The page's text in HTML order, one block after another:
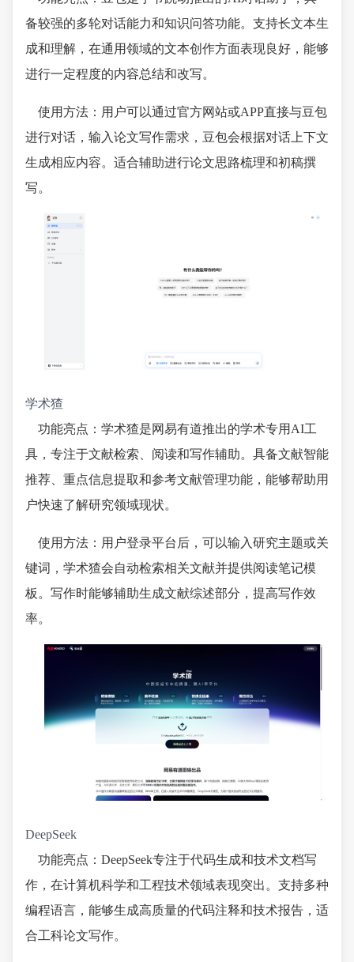
备较强的多轮对话能力和知识问答功能。支持长文本生
成和理解，在通用领域的文本创作方面表现良好，能够
进行一定程度的内容总结和改写。
使用方法：用户可以通过官方网站或APP直接与豆包
进行对话，输入论文写作需求，豆包会根据对话上下文
生成相应内容。适合辅助进行论文思路梳理和初稿撰
写。
学术猹
功能亮点：学术猹是网易有道推出的学术专用AI工
具，专注于文献检索、阅读和写作辅助。具备文献智能
推荐、重点信息提取和参考文献管理功能，能够帮助用
户快速了解研究领域现状。
使用方法：用户登录平台后，可以输入研究主题或关
键词，学术猹会自动检索相关文献并提供阅读笔记模
板。写作时能够辅助生成文献综述部分，提高写作效
率。
DeepSeek
功能亮点：DeepSeek专注于代码生成和技术文档写
作，在计算机科学和工程技术领域表现突出。支持多种
编程语言，能够生成高质量的代码注释和技术报告，适
合工科论文写作。